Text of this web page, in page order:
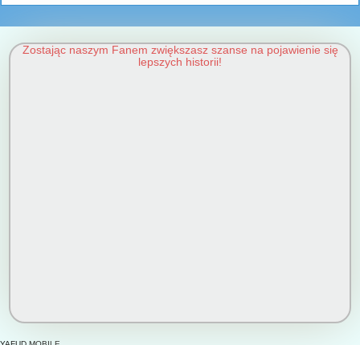
Zostając naszym Fanem zwiększasz szanse na pojawienie się
lepszych historii!